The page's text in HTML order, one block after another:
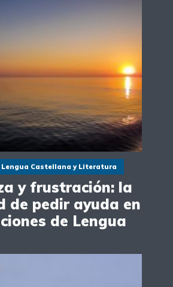
Lengua Castellana y Literatura
y frustración: la
de pedir ayuda en
de Lengua